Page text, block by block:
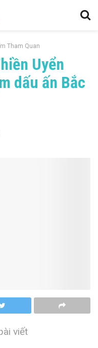
Tham Quan
Uyển
dấu ấn Bắc
viết